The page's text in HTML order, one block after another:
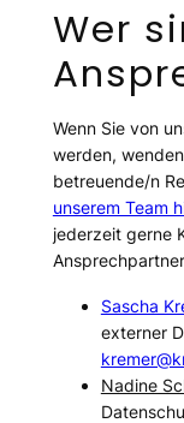
Wer
Wenn Sie von
werden,
betreuende/n
unserem Team
jederzeit gerne
Sascha
externer
Nadine